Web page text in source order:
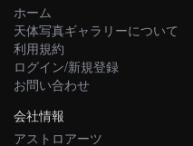
ホーム
天体写真ギャラリーについて
利用規約
ログイン/新規登録
お問い合わせ
会社情報
アストロアーツ